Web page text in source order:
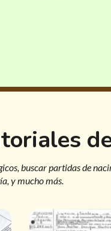
buscar partidas de
y mucho más.